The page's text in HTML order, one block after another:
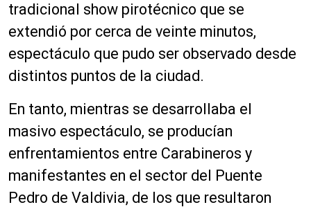
tradicional show pirotécnico que se
extendió por cerca de veinte minutos,
espectáculo que pudo ser observado desde
distintos puntos de la ciudad.
En tanto, mientras se desarrollaba el
masivo espectáculo, se producían
enfrentamientos entre Carabineros y
manifestantes en el sector del Puente
Pedro de Valdivia, de los que resultaron